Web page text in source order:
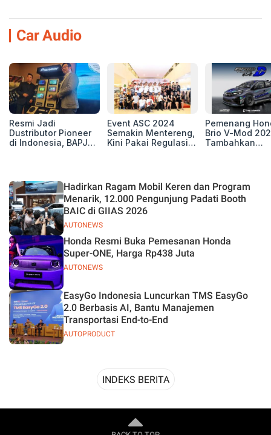
Car Audio
Resmi Jadi
Dustributor Pioneer
di Indonesia, BAPJ
Event ASC 2024
Semakin Mentereng,
Kini Pakai Regulasi
Pemenang
Brio V-Mod
Tambahkan
AUTONEWS
Hadirkan Ragam Mobil Keren dan Program
Menarik, 12.000 Pengunjung Padati Booth
BAIC di GIIAS 2026
AUTONEWS
Honda Resmi Buka Pemesanan Honda
Super-ONE, Harga Rp438 Juta
AUTOPRODUCT
EasyGo Indonesia Luncurkan TMS EasyGo
2.0 Berbasis AI, Bantu Manajemen
Transportasi End-to-End
INDEKS BERITA